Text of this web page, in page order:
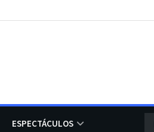
ESPECTÁCULOS